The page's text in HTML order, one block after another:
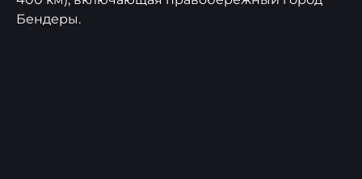
Бендеры.